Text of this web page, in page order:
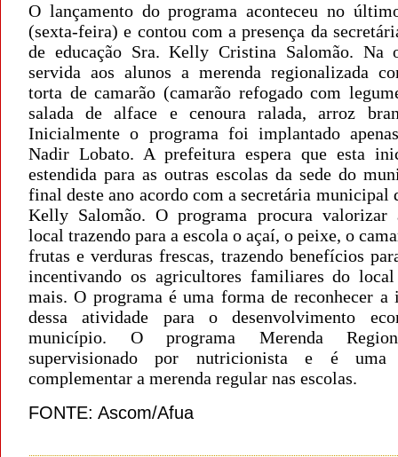
O lançamento do programa aconteceu no
(sexta-feira) e contou com a presença da
de educação Sra. Kelly Cristina Salomão. Na
servida aos alunos a merenda regionalizada
torta de camarão (camarão refogado com
salada de alface e cenoura ralada, arroz
Inicialmente o programa foi implantado
Nadir Lobato. A prefeitura espera que esta
estendida para as outras escolas da sede do
final deste ano acordo com a secretária municipal
Kelly Salomão. O programa procura valorizar
local trazendo para a escola o açaí, o peixe, o
frutas e verduras frescas, trazendo benefícios
incentivando os agricultores familiares do
mais. O programa é uma forma de reconhecer a
dessa atividade para o desenvolvimento
município. O programa Merenda
supervisionado por nutricionista e é
complementar a merenda regular nas escolas.
FONTE: Ascom/Afua